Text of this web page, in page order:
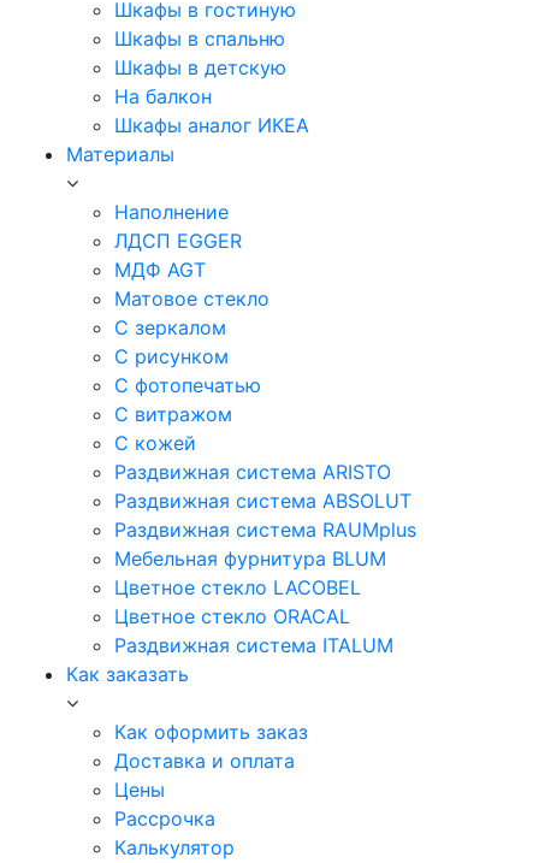
Шкафы в гостиную
Шкафы в спальню
Шкафы в детскую
На балкон
Шкафы аналог ИКЕА
Материалы
Наполнение
ЛДСП EGGER
МДФ AGT
Матовое стекло
С зеркалом
С рисунком
С фотопечатью
С витражом
С кожей
Раздвижная система ARISTO
Раздвижная система ABSOLUT
Раздвижная система RAUMplus
Мебельная фурнитура BLUM
Цветное стекло LACOBEL
Цветное стекло ORACAL
Раздвижная система ITALUM
Как заказать
Как оформить заказ
Доставка и оплата
Цены
Рассрочка
Калькулятор